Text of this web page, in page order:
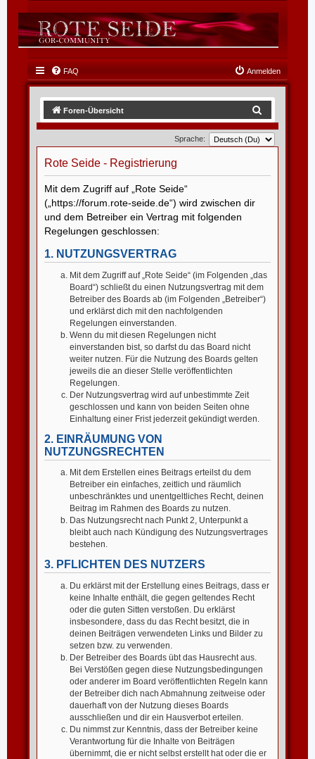
FAQ Anmelden
Foren-Übersicht
c
e
Sprache:
Rote Seide - Registrierung
Mit dem Zugriff auf „Rote Seide“
(„https://forum.rote-seide.de“) wird zwischen dir
und dem Betreiber ein Vertrag mit folgenden
Regelungen geschlossen:
1. NUTZUNGSVERTRAG
Mit dem Zugriff auf „Rote Seide“ (im Folgenden „das
Board“) schließt du einen Nutzungsvertrag mit dem
Betreiber des Boards ab (im Folgenden „Betreiber“)
und erklärst dich mit den nachfolgenden
Regelungen einverstanden.
Wenn du mit diesen Regelungen nicht
einverstanden bist, so darfst du das Board nicht
weiter nutzen. Für die Nutzung des Boards gelten
jeweils die an dieser Stelle veröffentlichten
Regelungen.
Der Nutzungsvertrag wird auf unbestimmte Zeit
geschlossen und kann von beiden Seiten ohne
Einhaltung einer Frist jederzeit gekündigt werden.
2. EINRÄUMUNG VON
NUTZUNGSRECHTEN
Mit dem Erstellen eines Beitrags erteilst du dem
Betreiber ein einfaches, zeitlich und räumlich
unbeschränktes und unentgeltliches Recht, deinen
Beitrag im Rahmen des Boards zu nutzen.
Das Nutzungsrecht nach Punkt 2, Unterpunkt a
bleibt auch nach Kündigung des Nutzungsvertrages
bestehen.
3. PFLICHTEN DES NUTZERS
Du erklärst mit der Erstellung eines Beitrags, dass er
keine Inhalte enthält, die gegen geltendes Recht
oder die guten Sitten verstoßen. Du erklärst
insbesondere, dass du das Recht besitzt, die in
deinen Beiträgen verwendeten Links und Bilder zu
setzen bzw. zu verwenden.
Der Betreiber des Boards übt das Hausrecht aus.
Bei Verstößen gegen diese Nutzungsbedingungen
oder anderer im Board veröffentlichten Regeln kann
der Betreiber dich nach Abmahnung zeitweise oder
dauerhaft von der Nutzung dieses Boards
ausschließen und dir ein Hausverbot erteilen.
Du nimmst zur Kenntnis, dass der Betreiber keine
Verantwortung für die Inhalte von Beiträgen
übernimmt, die er nicht selbst erstellt hat oder die er